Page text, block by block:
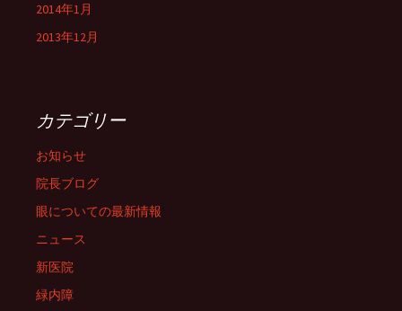
2014年1月
2013年12月
カテゴリー
お知らせ
院長ブログ
眼についての最新情報
ニュース
新医院
緑内障